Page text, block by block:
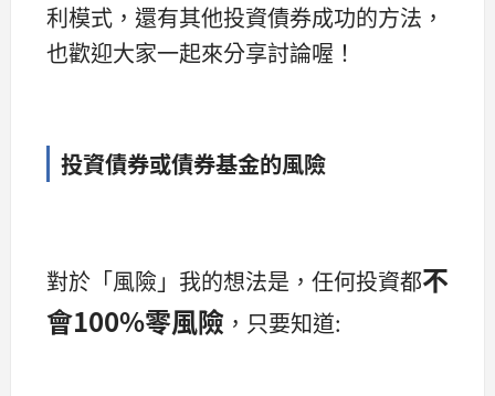
利模式，還有其他投資債券成功的方法，
也歡迎大家一起來分享討論喔！
投資債券或債券基金的風險
對於「風險」我的想法是，任何投資都不
會100%零風險 ，只要知道: